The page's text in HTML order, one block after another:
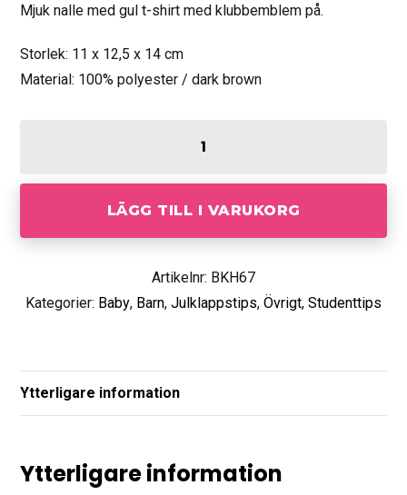
Mjuk nalle med gul t-shirt med klubbemblem på.
Storlek: 11 x 12,5 x 14 cm
Material: 100% polyester / dark brown
LÄGG TILL I VARUKORG
Artikelnr: BKH67
Kategorier: Baby, Barn, Julklappstips, Övrigt, Studenttips
Ytterligare information
Ytterligare information